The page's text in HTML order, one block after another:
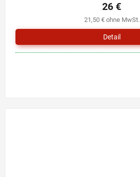
21,50 € ohne MwSt.
26 €
Detail